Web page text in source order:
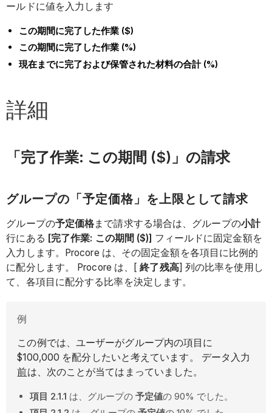
ールドに値を入力します
この期間に完了した作業 ($)
この期間に完了した作業 (%)
現在までに完了および保管された材料の合計 (%)
詳細
「完了作業: この期間 ($)」の請求
グループの「予定価格」を上限として請求
グループの予定価格まで請求する場合は、グループの小計
行にある [完了作業: この期間 ($)] フィールドに固定金額を
入力します。Procore は、その固定金額を各項目に比例的
に配分します。 Procore は、[終了残高] 列の比率を使用し
て、各項目に配分する比率を決定します。
例
この例では、ユーザーがグループ内の項目に
$100,000 を配分したいと考えています。 データ入力
前は、次のことが当てはまっていました。
項目 2.1.1 は、グループの予定値の 90% でした。